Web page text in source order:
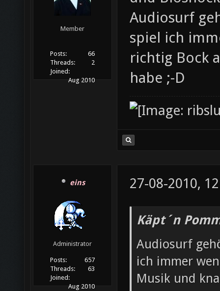
Member
Posts:
66
Threads:
2
Joined:
Aug 2010
Audiosurf
spiel ich
richtig Bock
habe ;-D
eins
Administrator
Posts:
657
Threads:
63
Joined:
Aug 2010
27-08-2010,
Käpt´n
Audiosurf
ich immer
Musik und